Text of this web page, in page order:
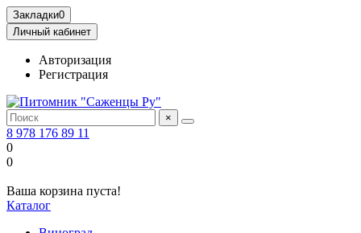
Закладки0
Личный кабинет
Авторизация
Регистрация
×
8 978 176 89 11
0
0
Ваша корзина пуста!
Каталог